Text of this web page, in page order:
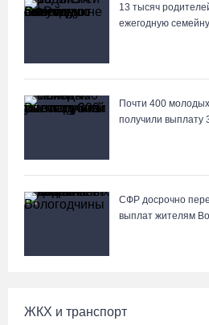
Робот Макс подскажет вологжанам, как
Вологодские онкохирурги провели
за полгода
пород
06.08.26 / 12:49
13 тысяч
ежегодную
Почти 400
получили выплату
СФР досрочно
выплат жителям
ЖКХ и транспорт